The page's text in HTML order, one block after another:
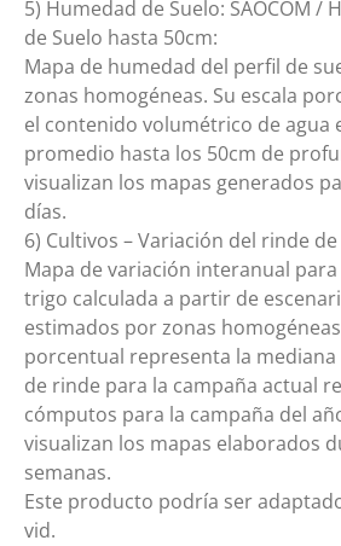
5) Humedad de Suelo: SAOCOM /
de Suelo hasta 50cm:
Mapa de humedad del perfil de
zonas homogéneas. Su escala
el contenido volumétrico de agua
promedio hasta los 50cm de
visualizan los mapas generados
días.
6) Cultivos – Variación del rinde
Mapa de variación interanual
trigo calculada a partir de
estimados por zonas
porcentual representa la
de rinde para la campaña actual
cómputos para la campaña del
visualizan los mapas elaborados
semanas.
Este producto podría ser
vid.